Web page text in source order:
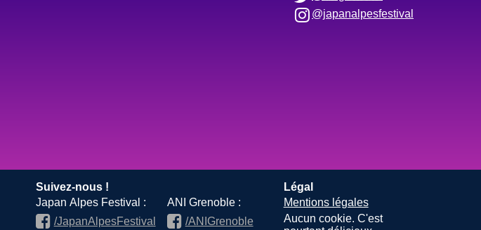
@japanalpesfestival
Suivez-nous !
Japan Alpes Festival :
/JapanAlpesFestival
ANI Grenoble :
/ANIGrenoble
Légal
Mentions légales
Aucun cookie. C'est